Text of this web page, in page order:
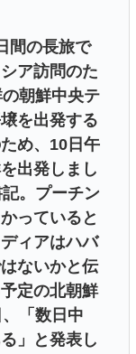
間の長旅で
ア訪問のた
朝鮮中央テ
を出発する
め、10日午
出発しまし
。プーチン
っていると
ィアはハバ
ないかと伝
定の北朝鮮
「数日中
」と発表し